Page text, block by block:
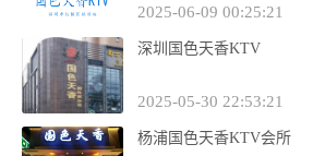
2025-06-09 00:25:21
深圳国色天香KTV
2025-05-30 22:53:21
杨浦国色天香KTV会所